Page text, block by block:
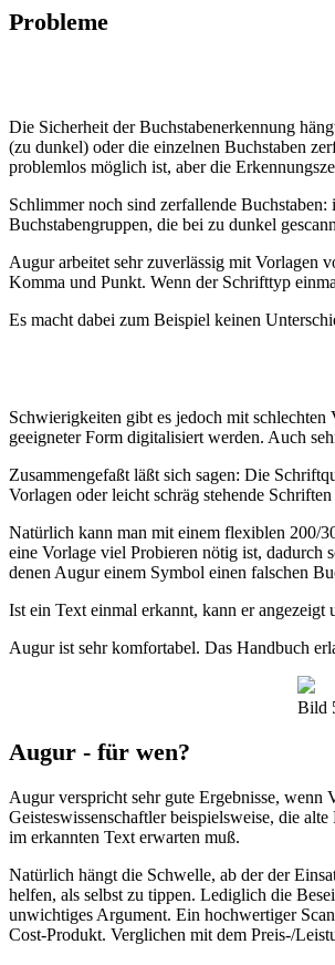
Probleme
Die Sicherheit der Buchstabenerkennung
(zu dunkel) oder die einzelnen Buchstaben
problemlos möglich ist, aber die
Schlimmer noch sind zerfallende
Buchstabengruppen, die bei zu dunkel
Augur arbeitet sehr zuverlässig mit Vorlagen
Komma und Punkt. Wenn der Schrifttyp
Es macht dabei zum Beispiel keinen
Schwierigkeiten gibt es jedoch mit
geeigneter Form digitalisiert werden. Auch
Zusammengefaßt läßt sich sagen: Die
Vorlagen oder leicht schräg stehende
Natürlich kann man mit einem flexiblen 200/
eine Vorlage viel Probieren nötig ist, dadurch
denen Augur einem Symbol einen falschen
Ist ein Text einmal erkannt, kann er
Augur ist sehr komfortabel. Das Handbuch
Bild
Augur - für wen?
Augur verspricht sehr gute Ergebnisse, wenn
Geisteswissenschaftler beispielsweise, die
im erkannten Text erwarten muß.
Natürlich hängt die Schwelle, ab der der
helfen, als selbst zu tippen. Lediglich die
unwichtiges Argument. Ein hochwertiger
Cost-Produkt. Verglichen mit dem Preis-/